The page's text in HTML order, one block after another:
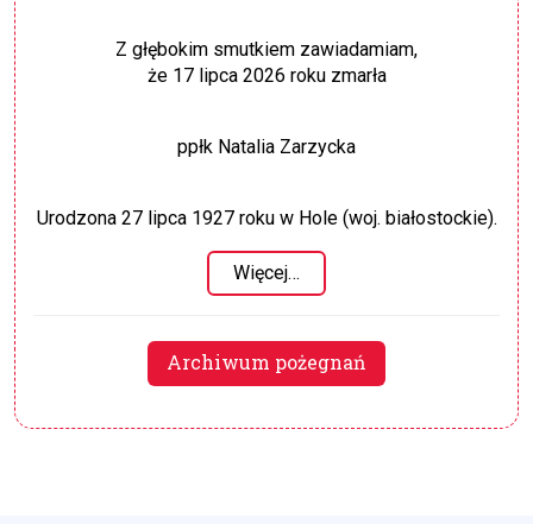
Z głębokim smutkiem zawiadamiam,
że 17 lipca 2026 roku zmarła
ppłk Natalia Zarzycka
Urodzona 27 lipca 1927 roku w Hole (woj. białostockie).
Więcej…
Archiwum pożegnań